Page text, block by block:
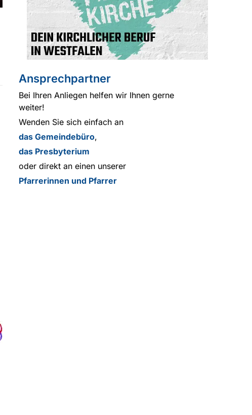
Ansprechpartner
Bei Ihren Anliegen helfen wir Ihnen gerne
weiter!
Wenden Sie sich einfach an
das Gemeindebüro,
das Presbyterium
oder direkt an einen unserer
Pfarrerinnen und Pfarrer